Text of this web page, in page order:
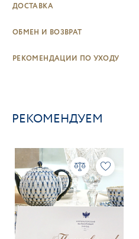
ДОСТАВКА
ОБМЕН И ВОЗВРАТ
РЕКОМЕНДАЦИИ ПО УХОДУ
РЕКОМЕНДУЕМ